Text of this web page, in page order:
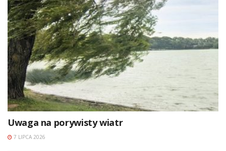
Uwaga na porywisty wiatr
7 LIPCA 2026